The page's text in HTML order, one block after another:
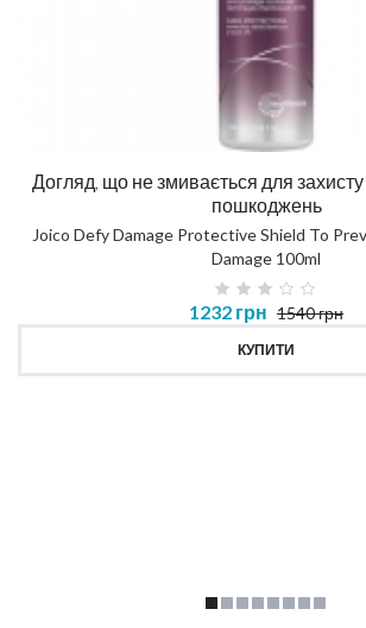
Догляд, що не змивається для
пошкоджень
Joico Defy Damage Protective Shield To
Damage 100ml
1232 грн 1540 грн
КУПИТИ